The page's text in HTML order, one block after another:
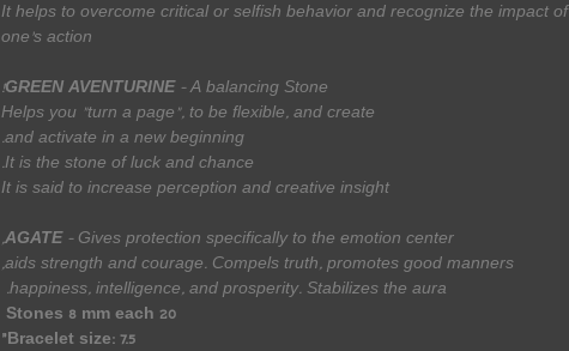
It helps to overcome critical or selfish behavior and recognize the impact of
one's action
GREEN AVENTURINE - A balancing Stone!
Helps you "turn a page", to be flexible, and create
and activate in a new beginning.
It is the stone of luck and chance.
It is said to increase perception and creative insight
AGATE - Gives protection specifically to the emotion center,
aids strength and courage. Compels truth, promotes good manners,
happiness, intelligence, and prosperity. Stabilizes the aura.
20 Stones 8 mm each
Bracelet size: 7.5”